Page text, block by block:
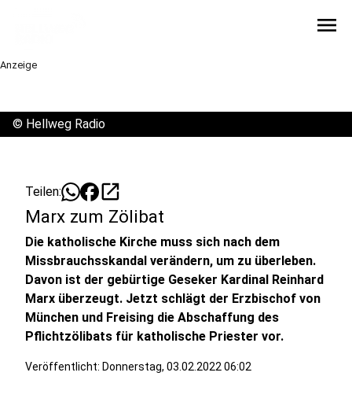
menu
Anzeige
© Hellweg Radio
Teilen: open_in_new
Marx zum Zölibat
Die katholische Kirche muss sich nach dem
Missbrauchsskandal verändern, um zu überleben.
Davon ist der gebürtige Geseker Kardinal Reinhard
Marx überzeugt. Jetzt schlägt der Erzbischof von
München und Freising die Abschaffung des
Pflichtzölibats für katholische Priester vor.
Veröffentlicht: Donnerstag, 03.02.2022 06:02